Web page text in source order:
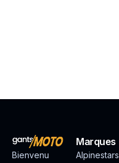
Bienvenu
Marques
Alpinestars